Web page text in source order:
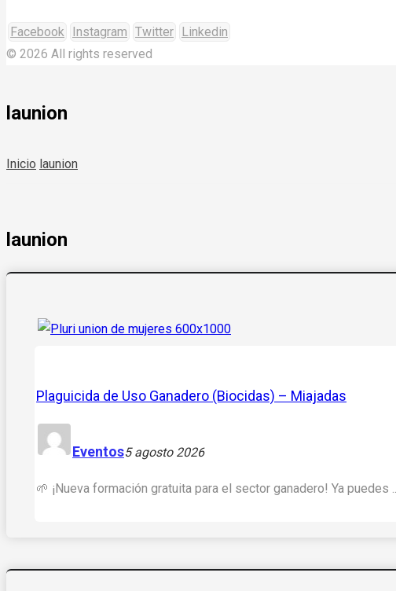
Facebook Instagram Twitter Linkedin
© 2026 All rights reserved
launion
Inicio launion
launion
Plaguicida de Uso Ganadero (Biocidas) – Miajadas
Eventos5 agosto 2026
🌱 ¡Nueva formación gratuita para el sector ganadero! Ya puedes ...